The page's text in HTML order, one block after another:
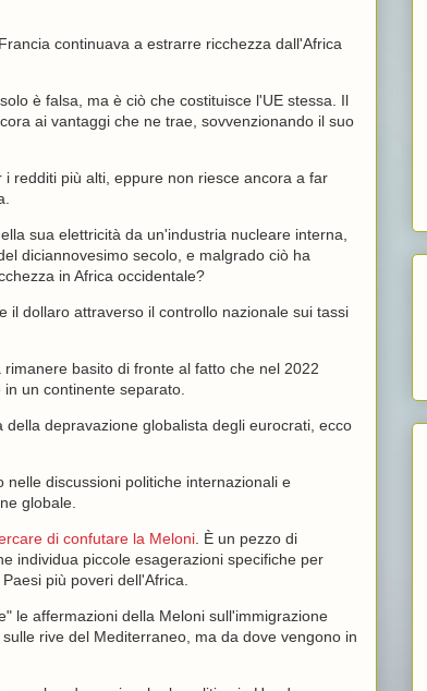
continuava a estrarre ricchezza dall'Africa
è falsa, ma è ciò che costituisce l'UE stessa. Il
ai vantaggi che ne trae, sovvenzionando il suo
redditi più alti, eppure non riesce ancora a far
sua elettricità da un'industria nucleare interna,
diciannovesimo secolo, e malgrado ciò ha
in Africa occidentale?
il dollaro attraverso il controllo nazionale sui tassi
basito di fronte al fatto che nel 2022
un continente separato.
depravazione globalista degli eurocrati, ecco
discussioni politiche internazionali e
globale.
di confutare la Meloni. È un pezzo di
individua piccole esagerazioni specifiche per
più poveri dell'Africa.
le affermazioni della Meloni sull'immigrazione
rive del Mediterraneo, ma da dove vengono in